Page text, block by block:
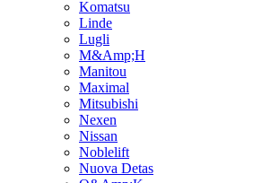
Komatsu
Linde
Lugli
M&Amp;H
Manitou
Maximal
Mitsubishi
Nexen
Nissan
Noblelift
Nuova Detas